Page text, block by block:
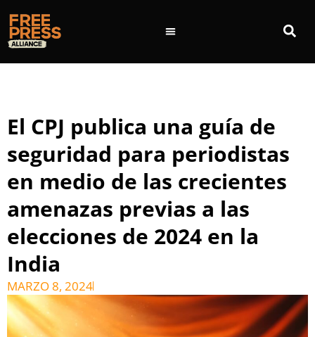
El CPJ publica una guía de
seguridad para periodistas
en medio de las crecientes
amenazas previas a las
elecciones de 2024 en la
India
MARZO 8, 2024